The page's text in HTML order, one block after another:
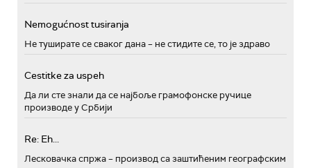
Nemogućnost tusiranja
Не туширате се сваког дана – не стидите се, то је здраво
Cestitke za uspeh
Да ли сте знали да се најбоље грамофонске ручице
производе у Србији
Re: Eh...
Лесковачка спржа – производ са заштићеним географским